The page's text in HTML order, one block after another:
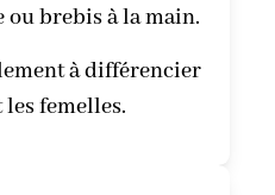
ou brebis à la main.
à différencier
les femelles.